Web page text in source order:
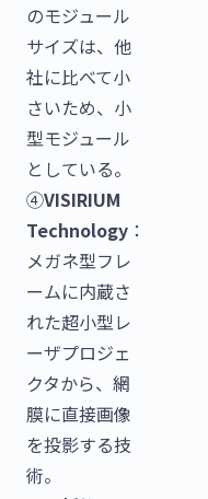
のモジュール
サイズは、他
社に比べて小
さいため、小
型モジュール
としている。
④VISIRIUM
Technology ：
メガネ型フレ
ームに内蔵さ
れた超小型レ
ーザプロジェ
クタから、網
膜に直接画像
を投影する技
術。